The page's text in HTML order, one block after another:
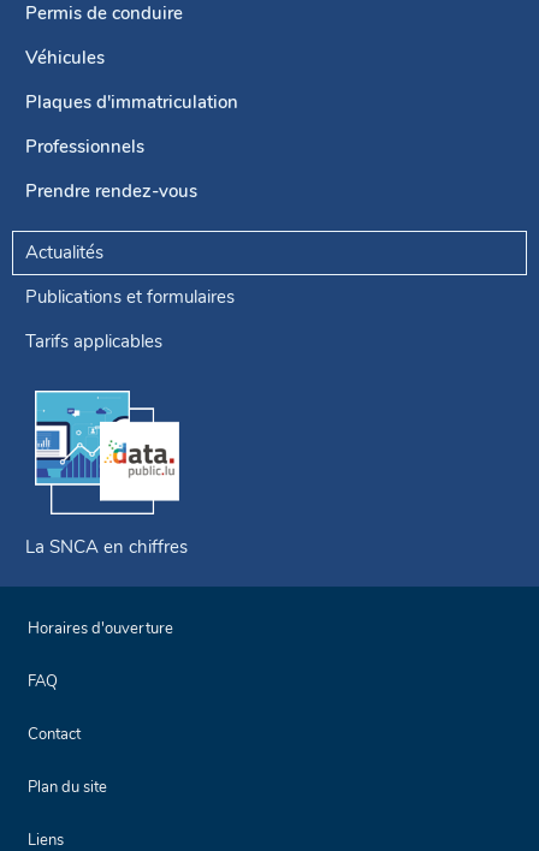
Menu
de
navigation
Permis de conduire
Véhicules
Plaques d'immatriculation
Professionnels
Prendre rendez-vous
Actualités
Publications et formulaires
Tarifs applicables
La SNCA en chiffres
Horaires d'ouverture
FAQ
Contact
Plan du site
Liens